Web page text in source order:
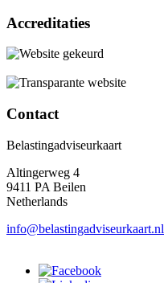
Accreditaties
Contact
Belastingadviseurkaart
Altingerweg 4
9411 PA Beilen
Netherlands
info@belastingadviseurkaart.nl